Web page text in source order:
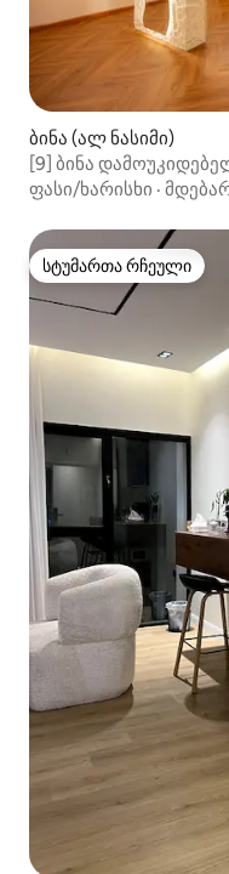
ბინა (ალ ნასიმი)
[9] ბინა
პარკირების ადგილით
ფასი/ხარისხი ·
სტუმართა რჩეული
სტუმართა რჩეული